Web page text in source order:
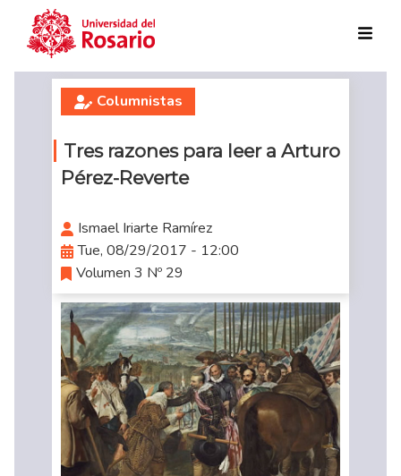
Skip to main content
Columnistas
Tres razones para leer a Arturo
Pérez-Reverte
Ismael Iriarte Ramírez
Tue, 08/29/2017 - 12:00
Volumen 3 Nº 29